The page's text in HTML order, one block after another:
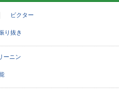
ビクター
り抜き
ーニン